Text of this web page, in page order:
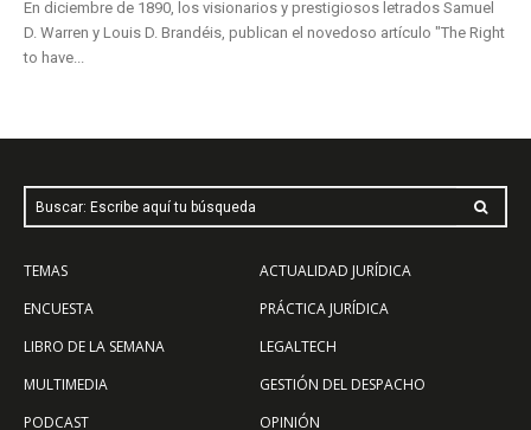
En diciembre de 1890, los visionarios y prestigiosos letrados Samuel
D. Warren y Louis D. Brandéis, publican el novedoso artículo "The Right
to have...
Buscar: Escribe aquí tu búsqueda
TEMAS
ENCUESTA
LIBRO DE LA SEMANA
MULTIMEDIA
PODCAST
ACTUALIDAD JURÍDICA
PRÁCTICA JURÍDICA
LEGALTECH
GESTIÓN DEL DESPACHO
OPINIÓN